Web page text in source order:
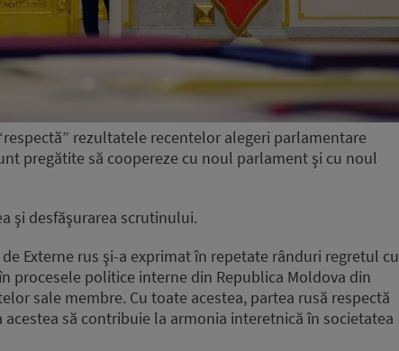
rezultatele recentelor alegeri parlamentare
pregătite să coopereze cu noul parlament şi cu noul
şi desfăşurarea scrutinului.
Externe rus şi-a exprimat în repetate rânduri regretul cu
procesele politice interne din Republica Moldova din
sale membre. Cu toate acestea, partea rusă respectă
să contribuie la armonia interetnică în societatea